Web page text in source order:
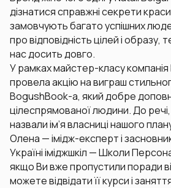
дізнатися справжні секрети
замовчують багато успішних
про відповідність цілей і образу,
нас досить довго.
У рамках майстер-класу
провела акцію на виграш
BogushBook-а, який добре
цілеспрямованої людини. До
назвали ім’я власниці нашого
Олена — імідж-експерт і
Україні іміджшкіл — Школи
якщо Ви вже пропустили поради
можете відвідати її курси і